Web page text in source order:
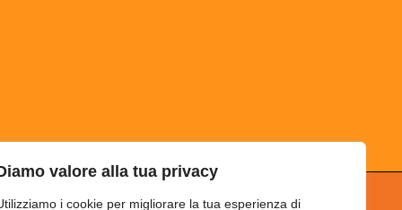
valore alla tua privacy
i cookie per migliorare la tua esperienza di